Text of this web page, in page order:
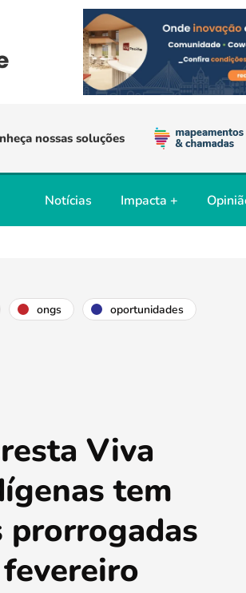
nossas soluções
Notícias Impacta +
ongs
oportunidades
Viva
tem
prorrogadas